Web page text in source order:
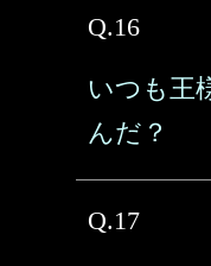
Q.16
いつも王
んだ？
Q.17